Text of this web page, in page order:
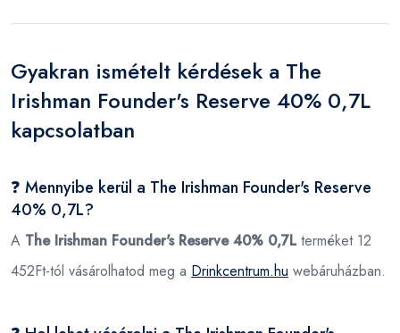
Gyakran ismételt kérdések a The
Irishman Founder's Reserve 40% 0,7L
kapcsolatban
❓ Mennyibe kerül a The Irishman Founder's Reserve
40% 0,7L?
A The Irishman Founder's Reserve 40% 0,7Lterméket 12
452Ft-tól vásárolhatod meg a Drinkcentrum.hu webáruházban.